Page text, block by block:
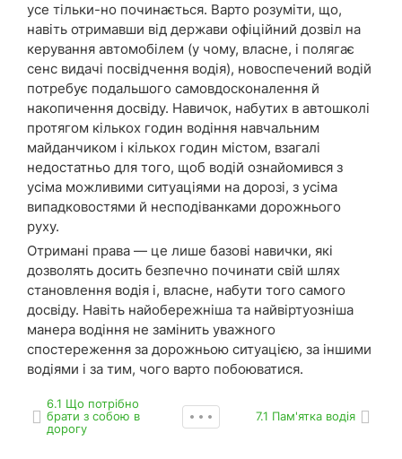
усе тільки-но починається. Варто розуміти, що,
навіть отримавши від держави офіційний дозвіл на
керування автомобілем (у чому, власне, і полягає
сенс видачі посвідчення водія), новоспечений водій
потребує подальшого самовдосконалення й
накопичення досвіду. Навичок, набутих в автошколі
протягом кількох годин водіння навчальним
майданчиком і кількох годин містом, взагалі
недостатньо для того, щоб водій ознайомився з
усіма можливими ситуаціями на дорозі, з усіма
випадковостями й несподіванками дорожнього
руху.
Отримані права — це лише базові навички, які
дозволять досить безпечно починати свій шлях
становлення водія і, власне, набути того самого
досвіду. Навіть найобережніша та найвіртуозніша
манера водіння не замінить уважного
спостереження за дорожньою ситуацією, за іншими
водіями і за тим, чого варто побоюватися.
6.1 Що потрібно
брати з собою в
дорогу
7.1 Пам'ятка водія